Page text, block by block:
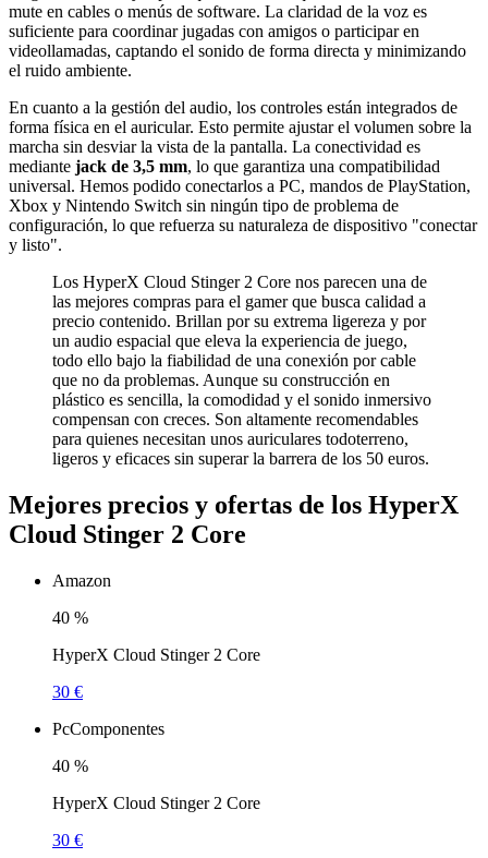
mute en cables o menús de software. La claridad de la voz es
suficiente para coordinar jugadas con amigos o participar en
videollamadas, captando el sonido de forma directa y minimizando
el ruido ambiente.
En cuanto a la gestión del audio, los controles están integrados de
forma física en el auricular. Esto permite ajustar el volumen sobre la
marcha sin desviar la vista de la pantalla. La conectividad es
mediante jack de 3,5 mm, lo que garantiza una compatibilidad
universal. Hemos podido conectarlos a PC, mandos de PlayStation,
Xbox y Nintendo Switch sin ningún tipo de problema de
configuración, lo que refuerza su naturaleza de dispositivo "conectar
y listo".
Los HyperX Cloud Stinger 2 Core nos parecen una de
las mejores compras para el gamer que busca calidad a
precio contenido. Brillan por su extrema ligereza y por
un audio espacial que eleva la experiencia de juego,
todo ello bajo la fiabilidad de una conexión por cable
que no da problemas. Aunque su construcción en
plástico es sencilla, la comodidad y el sonido inmersivo
compensan con creces. Son altamente recomendables
para quienes necesitan unos auriculares todoterreno,
ligeros y eficaces sin superar la barrera de los 50 euros.
Mejores precios y ofertas de los HyperX
Cloud Stinger 2 Core
Amazon
40 %
HyperX Cloud Stinger 2 Core
30 €
PcComponentes
40 %
HyperX Cloud Stinger 2 Core
30 €